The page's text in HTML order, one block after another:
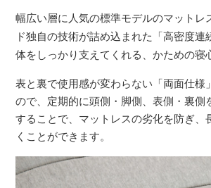
幅広い層に人気の標準モデルのマットレ
ド独自の技術が詰め込まれた「高密度連
体をしっかり支えてくれる、かための寝
表と裏で使用感が変わらない「両面仕様
ので、定期的に頭側・脚側、表側・裏側
することで、マットレスの劣化を防ぎ、
くことができます。